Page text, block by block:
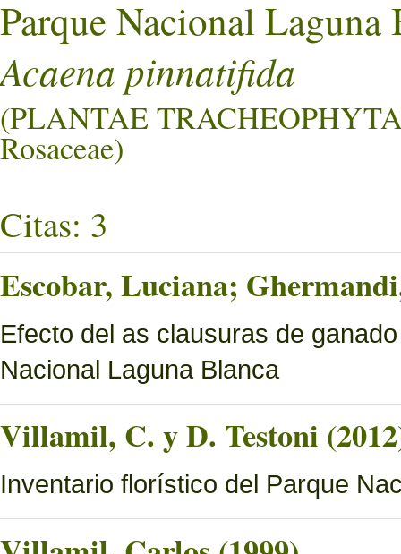
Parque Nacional Laguna
Acaena pinnatifida
(PLANTAE
Rosaceae)
Citas: 3
Escobar, Luciana;
Efecto del as clausuras de
Nacional Laguna Blanca
Villamil, C. y D. Testoni
Inventario florístico del Parque